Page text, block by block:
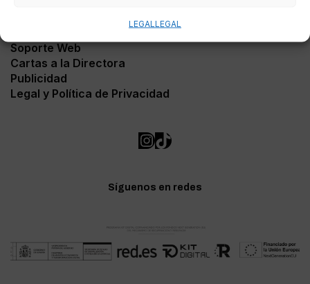
LEGAL LEGAL
Soporte Web
Cartas a la Directora
Publicidad
Legal y Política de Privacidad
Síguenos en redes